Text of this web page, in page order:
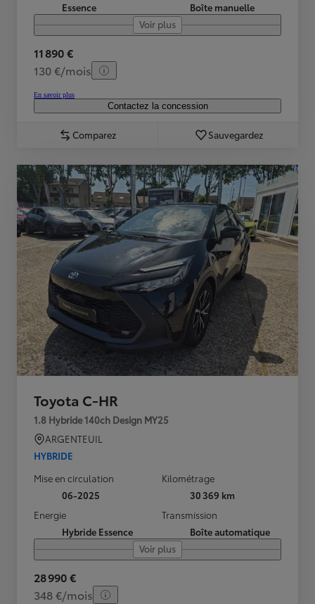
Essence
Boîte manuelle
Voir plus
11 890 €
130 €/mois
En savoir plus
Contactez la concession
Comparez Sauvegardez
Toyota C-HR
1.8 Hybride 140ch Design MY25
ARGENTEUIL
HYBRIDE
Mise en circulation
06-2025
Kilométrage
30 369 km
Energie
Hybride Essence
Transmission
Boîte automatique
Voir plus
28 990 €
348 €/mois